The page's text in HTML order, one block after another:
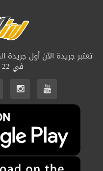
تعتبر جريدة الآن أول جريدة
في 22 يونيو 2007.